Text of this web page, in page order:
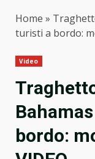
Home »
turisti a bordo:
Video
bordo: